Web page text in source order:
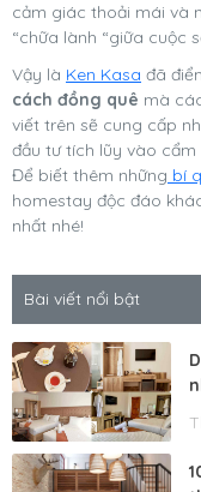
cảm giác thoải mái và
“chữa lành “giữa cuộc
Vậy là Ken Kasa đã
cách đồng quê mà
viết trên sẽ cung cấp
đầu tư tích lũy vào
Để biết thêm những bí
homestay độc đáo
nhất nhé!
Bài viết nổi bật